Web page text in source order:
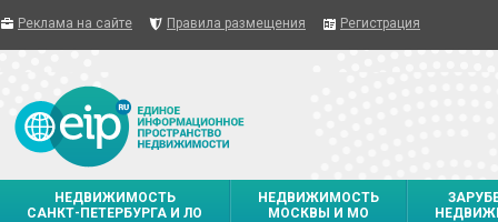
Реклама на сайте Правила размещения Регистрация
НЕДВИЖИМОСТЬ
САНКТ-ПЕТЕРБУРГА И ЛО
НЕДВИЖИМОСТЬ
МОСКВЫ И МО